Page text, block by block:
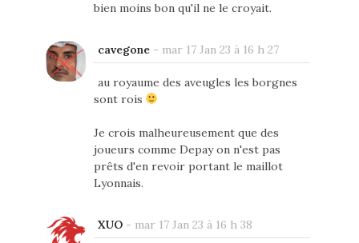
bien moins bon qu'il ne le croyait.
cavegone- mar 17 Jan 23 à 16 h 27
au royaume des aveugles les borgnes
sont rois
Je crois malheureusement que des
joueurs comme Depay on n'est pas
prêts d'en revoir portant le maillot
Lyonnais.
XUO- mar 17 Jan 23 à 16 h 38